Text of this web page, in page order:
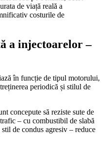
de viață reală a
costurile de
a injectoarelor –
în funcție de tipul motorului,
periodică și stilul de
concepute să reziste sute de
– cu combustibil de slabă
de condus agresiv – reduce